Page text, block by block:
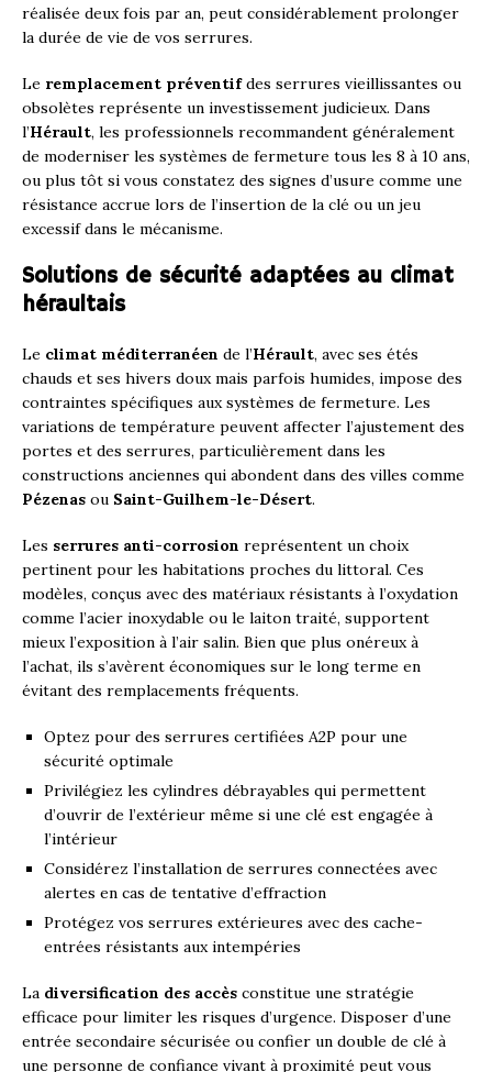
réalisée deux fois par an, peut considérablement prolonger
la durée de vie de vos serrures.
Le remplacement préventifdes serrures vieillissantes ou
obsolètes représente un investissement judicieux. Dans
l’Hérault, les professionnels recommandent généralement
de moderniser les systèmes de fermeture tous les 8 à 10 ans,
ou plus tôt si vous constatez des signes d’usure comme une
résistance accrue lors de l’insertion de la clé ou un jeu
excessif dans le mécanisme.
Solutions de sécurité adaptées au climat
héraultais
Le climat méditerranéen de l’Hérault, avec ses étés
chauds et ses hivers doux mais parfois humides, impose des
contraintes spécifiques aux systèmes de fermeture. Les
variations de température peuvent affecter l’ajustement des
portes et des serrures, particulièrement dans les
constructions anciennes qui abondent dans des villes comme
Pézenas ou Saint-Guilhem-le-Désert.
Les serrures anti-corrosion représentent un choix
pertinent pour les habitations proches du littoral. Ces
modèles, conçus avec des matériaux résistants à l’oxydation
comme l’acier inoxydable ou le laiton traité, supportent
mieux l’exposition à l’air salin. Bien que plus onéreux à
l’achat, ils s’avèrent économiques sur le long terme en
évitant des remplacements fréquents.
Optez pour des serrures certifiées A2P pour une
sécurité optimale
Privilégiez les cylindres débrayables qui permettent
d’ouvrir de l’extérieur même si une clé est engagée à
l’intérieur
Considérez l’installation de serrures connectées avec
alertes en cas de tentative d’effraction
Protégez vos serrures extérieures avec des cache-
entrées résistants aux intempéries
La diversification des accès constitue une stratégie
efficace pour limiter les risques d’urgence. Disposer d’une
entrée secondaire sécurisée ou confier un double de clé à
une personne de confiance vivant à proximité peut vous